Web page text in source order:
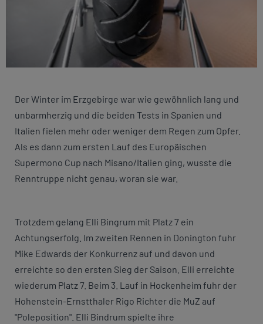
Der Winter im Erzgebirge war wie gewöhnlich lang und
unbarmherzig und die beiden Tests in Spanien und
Italien fielen mehr oder weniger dem Regen zum Opfer.
Als es dann zum ersten Lauf des Europäischen
Supermono Cup nach Misano/Italien ging, wusste die
Renntruppe nicht genau, woran sie war.
Trotzdem gelang Elli Bingrum mit Platz 7 ein
Achtungserfolg. Im zweiten Rennen in Donington fuhr
Mike Edwards der Konkurrenz auf und davon und
erreichte so den ersten Sieg der Saison. Elli erreichte
wiederum Platz 7. Beim 3. Lauf in Hockenheim fuhr der
Hohenstein-Ernstthaler Rigo Richter die MuZ auf
"Poleposition". Elli Bindrum spielte ihre